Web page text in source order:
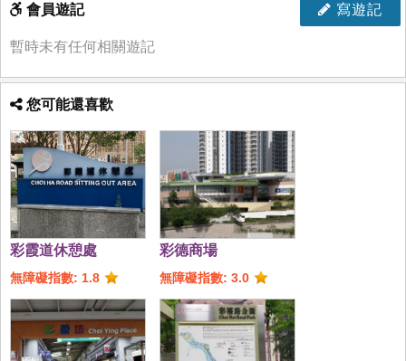
寫遊記
會員遊記
暫時未有任何相關遊記
您可能還喜歡
彩霞道休憩處
無障礙指數: 1.8
彩德商場
無障礙指數: 3.0